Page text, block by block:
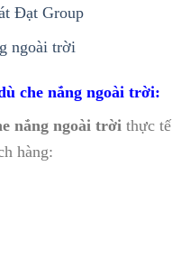
Đạt Group
ngoài trời
che nắng ngoài trời:
nắng ngoài trời thực tế
hàng: